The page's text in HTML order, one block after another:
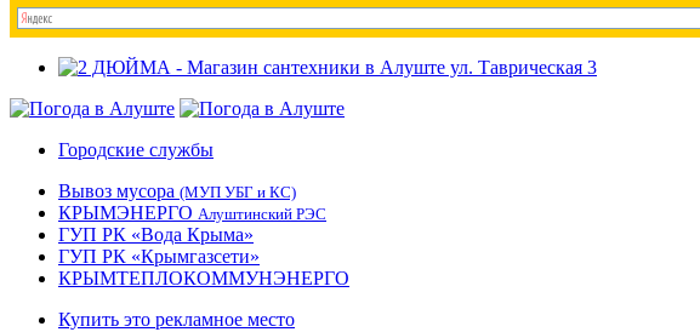
Городские службы
Вывоз мусора (МУП УБГ и КС)
КРЫМЭНЕРГО Алуштинский РЭС
ГУП РК «Вода Крыма»
ГУП РК «Крымгазсети»
КРЫМТЕПЛОКОММУНЭНЕРГО
Купить это рекламное место